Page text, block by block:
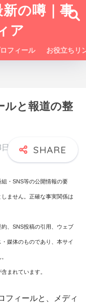
の噂｜事
ア
フィール お役立ちリ
ルと報道の整
・SNS等の公開情報の要
ません。正確な事実関係は
、SNS投稿の引用、ウェブ
媒体のものであり、本サイ
まれています。
フィールと、メディ